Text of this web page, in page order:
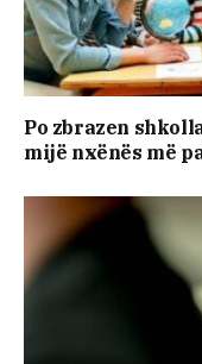
Po zbrazen
mijë nxënës më